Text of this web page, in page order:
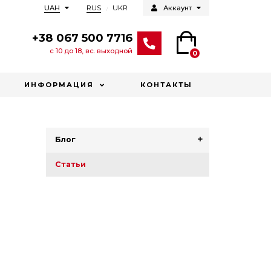
Аккаунт
RUS UKR
UAH
+38 067 500 7716
с 10 до 18, вс. выходной 0
ИНФОРМАЦИЯ КОНТАКТЫ
Блог
Статьи